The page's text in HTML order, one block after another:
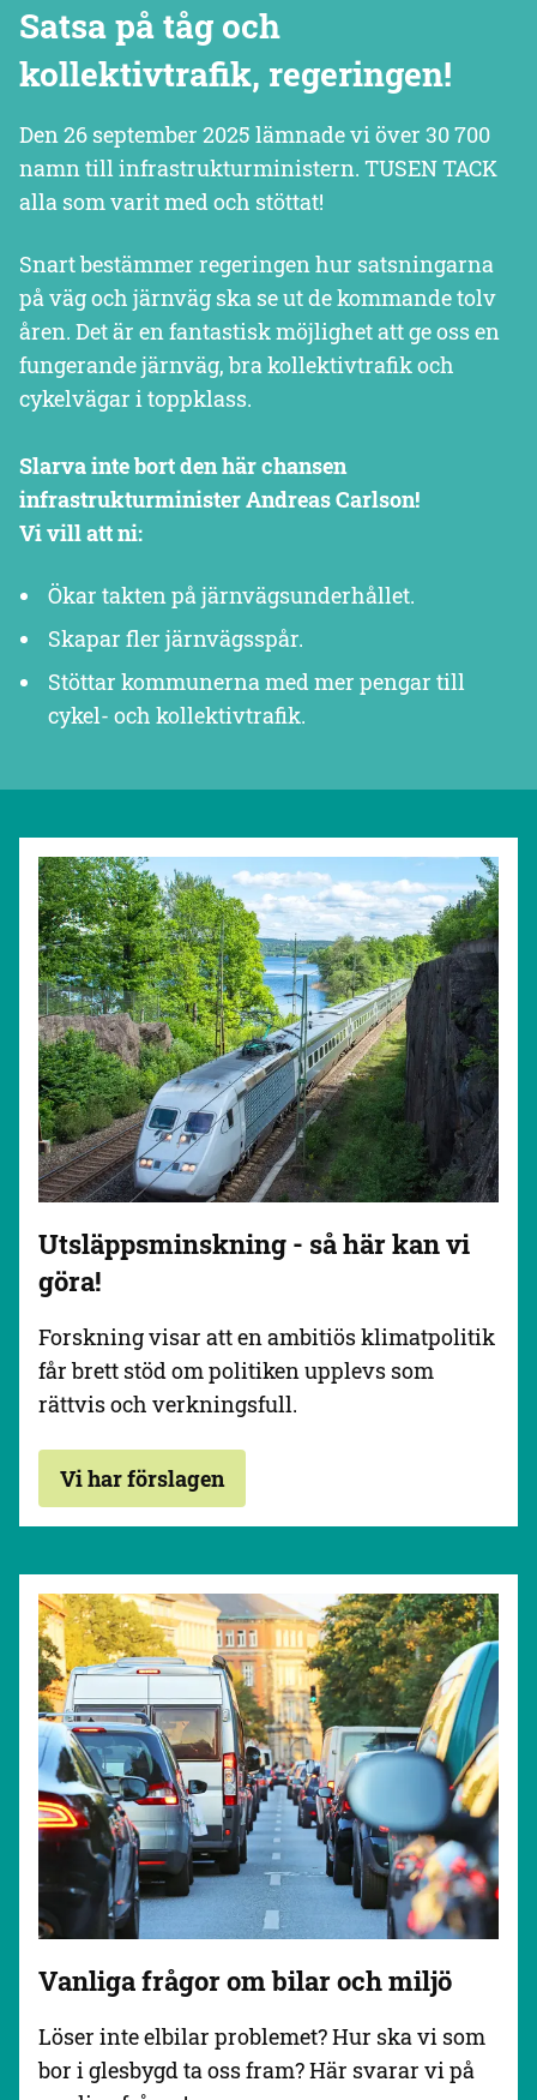
Satsa på tåg och
kollektivtrafik, regeringen!
Den 26 september 2025 lämnade vi över 30 700
namn till infrastrukturministern. TUSEN TACK
alla som varit med och stöttat!
Snart bestämmer regeringen hur satsningarna
på väg och järnväg ska se ut de kommande tolv
åren. Det är en fantastisk möjlighet att ge oss en
fungerande järnväg, bra kollektivtrafik och
cykelvägar i toppklass.
Slarva inte bort den här chansen
infrastrukturminister Andreas Carlson!
Vi vill att ni:
Ökar takten på järnvägsunderhållet.
Skapar fler järnvägsspår.
Stöttar kommunerna med mer pengar till
cykel- och kollektivtrafik.
Utsläppsminskning - så här kan vi
göra!
Forskning visar att en ambitiös klimatpolitik
får brett stöd om politiken upplevs som
rättvis och verkningsfull.
Vi har förslagen
Vanliga frågor om bilar och miljö
Löser inte elbilar problemet? Hur ska vi som
bor i glesbygd ta oss fram? Här svarar vi på